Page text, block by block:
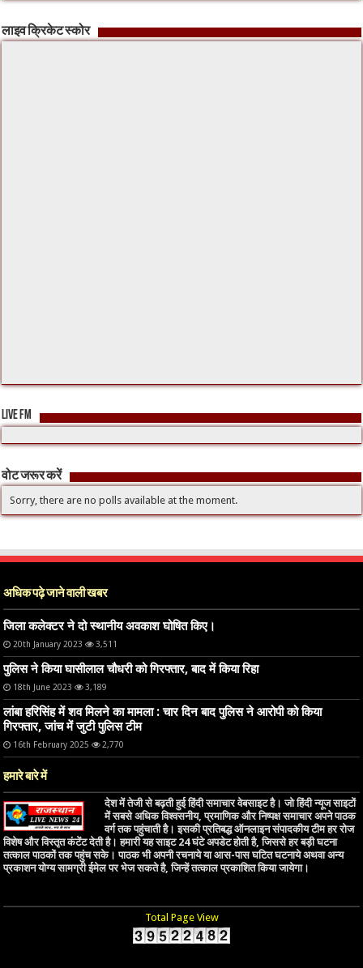
लाइव क्रिकेट स्कोर
LIVE FM
वोट जरूर करें
Sorry, there are no polls available at the moment.
अधिक पढ़े जाने वाली खबर
जिला कलेक्टर ने दो स्थानीय अवकाश घोषित किए।
20th January 2023 3,511
पुलिस ने किया घासीलाल चौधरी को गिरफ्तार, बाद में किया रिहा
18th June 2023 3,189
लांबा हरिसिंह में शव मिलने का मामला : चार दिन बाद पुलिस ने आरोपी को किया
गिरफ्तार, जांच में जुटी पुलिस टीम
16th February 2025 2,770
हमारे बारे में
देश में तेजी से बढ़ती हुई हिंदी समाचार वेबसाइट है। जो हिंदी न्यूज साइटों
में सबसे अधिक विश्वसनीय, प्रमाणिक और निष्पक्ष समाचार अपने पाठक
वर्ग तक पहुंचाती है। इसकी प्रतिबद्ध ऑनलाइन संपादकीय टीम हर रोज
विशेष और विस्तृत कंटेंट देती है। हमारी यह साइट 24 घंटे अपडेट होती है, जिससे हर बड़ी घटना
तत्काल पाठकों तक पहुंच सके। पाठक भी अपनी रचनाये या आस-पास घटित घटनाये अथवा अन्य
प्रकाशन योग्य सामग्री ईमेल पर भेज सकते है, जिन्हें तत्काल प्रकाशित किया जायेगा।
Total Page View